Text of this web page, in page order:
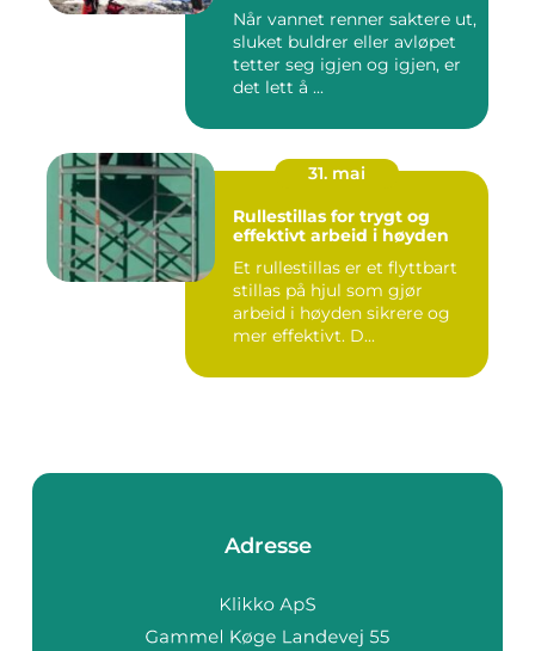
Når vannet renner saktere ut,
sluket buldrer eller avløpet
tetter seg igjen og igjen, er
det lett å ...
31. mai
Rullestillas for trygt og
effektivt arbeid i høyden
Et rullestillas er et flyttbart
stillas på hjul som gjør
arbeid i høyden sikrere og
mer effektivt. D...
Adresse